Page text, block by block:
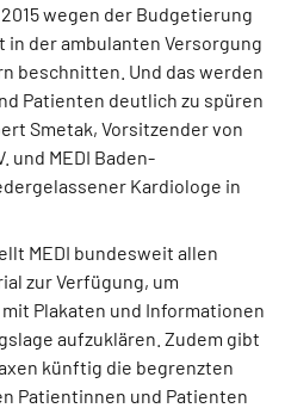
wegen der Budgetierung
der ambulanten Versorgung
beschnitten. Und das werden
Patienten deutlich zu spüren
Smetak, Vorsitzender von
und MEDI Baden-
Kardiologe in
MEDI bundesweit allen
zur Verfügung, um
Plakaten und Informationen
aufzuklären. Zudem gibt
künftig die begrenzten
Patientinnen und Patienten